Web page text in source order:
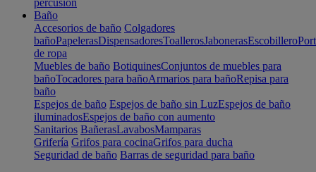
percusión
Baño
Accesorios de baño Colgadores
bañoPapelerasDispensadoresToallerosJabonerasEscobillero
de ropa
Muebles de baño BotiquinesConjuntos de muebles para
bañoTocadores para bañoArmarios para bañoRepisa para
baño
Espejos de baño Espejos de baño sin LuzEspejos de baño
iluminadosEspejos de baño con aumento
Sanitarios BañerasLavabosMamparas
Grifería Grifos para cocinaGrifos para ducha
Seguridad de baño Barras de seguridad para baño